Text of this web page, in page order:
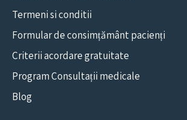
Termeni si conditii
Formular de consimțământ pacienți
Criterii acordare gratuitate
Program Consultații medicale
Blog